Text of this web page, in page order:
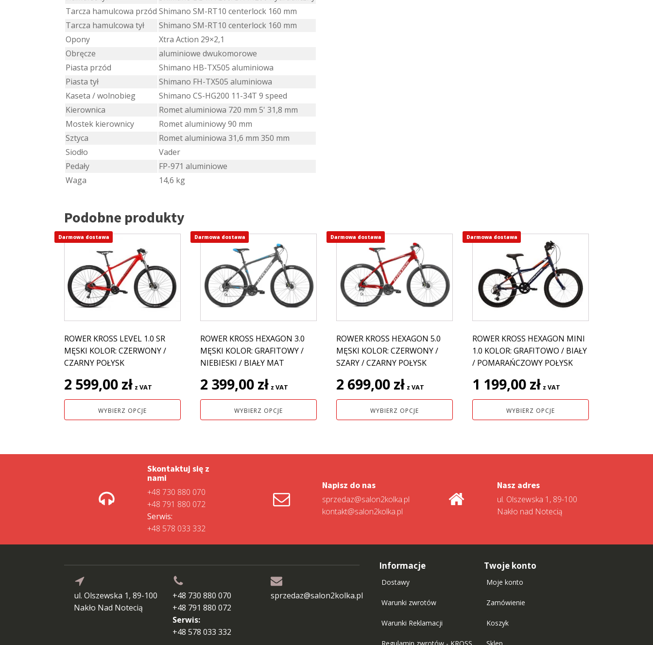
Tarcza hamulcowa przód Shimano SM-RT10 centerlock 160 mm
Tarcza hamulcowa tył
Shimano SM-RT10 centerlock 160 mm
Opony
Xtra Action 29×2,1
Obręcze
aluminiowe dwukomorowe
Piasta przód
Shimano HB-TX505 aluminiowa
Piasta tył
Shimano FH-TX505 aluminiowa
Kaseta / wolnobieg
Shimano CS-HG200 11-34T 9 speed
Kierownica
Romet aluminiowa 720 mm 5' 31,8 mm
Mostek kierownicy
Romet aluminiowy 90 mm
Sztyca
Romet aluminiowa 31,6 mm 350 mm
Siodło
Vader
Pedały
FP-971 aluminiowe
Waga
14,6 kg
Podobne produkty
ROWER KROSS LEVEL 1.0 SR
MĘSKI KOLOR: CZERWONY /
CZARNY POŁYSK
2 599,00 zł z VAT
WYBIERZ OPCJE
Ten
wiele
wariantów.
Opcje
wybrać
na
stronie
produktu
Darmowa dostawa
ROWER KROSS HEXAGON 3.0
MĘSKI KOLOR: GRAFITOWY /
NIEBIESKI / BIAŁY MAT
2 399,00 zł z VAT
WYBIERZ OPCJE
Ten
wiele
wariantów.
Opcje
wybrać
na
stronie
produktu
Darmowa dostawa
ROWER KROSS HEXAGON 5.0
MĘSKI KOLOR: CZERWONY /
SZARY / CZARNY POŁYSK
2 699,00 zł z VAT
WYBIERZ OPCJE
Ten
wiele
wariantów.
Opcje
wybrać
na
stronie
produktu
Darmowa dostawa
ROWER KROSS HEXAGON MINI
1.0 KOLOR: GRAFITOWO / BIAŁY
/ POMARAŃCZOWY POŁYSK
1 199,00 zł z VAT
WYBIERZ OPCJE
Ten
wiele
wariantów.
Opcje
wybrać
na
stronie
produktu
Darmowa dostawa
Skontaktuj się z
nami
+48 730 880 070
+48 791 880 072
Serwis:
+48 578 033 332
Napisz do nas
sprzedaz@salon2kolka.pl
kontakt@salon2kolka.pl
Nasz adres
ul. Olszewska 1, 89-100
Nakło nad Notecią
ul. Olszewska 1, 89-100
Nakło Nad Notecią
+48 730 880 070
+48 791 880 072
Serwis:
+48 578 033 332
sprzedaz@salon2kolka.pl
Informacje
Dostawy
Warunki zwrotów
Warunki Reklamacji
Regulamin zwrotów - KROSS
Twoje konto
Moje konto
Zamówienie
Koszyk
Sklep